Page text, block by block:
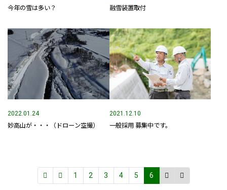
今年の雪は多い？
融雪装置取付
2022.01.24
妙高山が・・・（ドローン空撮）
2021.12.10
一般採用 募集中です。
1 2 3 4 5 6
建築部門
融雪部門
アグリ事業部
お知らせ
採用メッセージ
社員紹介・インタビュー